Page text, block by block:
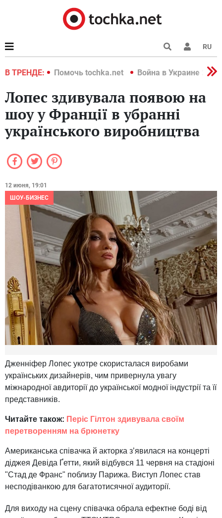
RU
В ТРЕНДЕ:
2022 Помочь tochka.net Война в Украине 2022
Лопес здивувала появою на
шоу у Франції в убранні
українського виробництва
12 июня, 19:01
ШОУ-БИЗНЕС
Дженніфер Лопес укотре скористалася виробами
українських дизайнерів, чим привернула увагу
міжнародної авдиторії до української модної індустрії та її
представників.
Читайте також: Періс Гілтон здивувала своїм
перетворенням на брюнетку
Американська співачка й акторка з’явилася на концерті
діджея Девіда Ґетти, який відбувся 11 червня на стадіоні
"Стад де Франс" поблизу Парижа. Виступ Лопес став
несподіванкою для багатотисячної аудиторії.
Для виходу на сцену співачка обрала ефектне боді від